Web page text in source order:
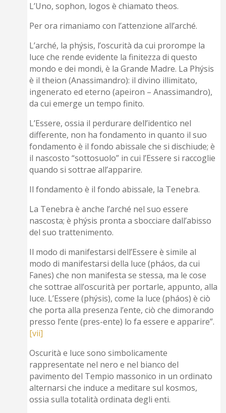
L’Uno, sophon, logos è chiamato theos.
Per ora rimaniamo con l’attenzione all’arché.
L’arché, la phýsis, l’oscurità da cui prorompe la
luce che rende evidente la finitezza di questo
mondo e dei mondi, è la Grande Madre. La Phýsis
è il theion (Anassimandro): il divino illimitato,
ingenerato ed eterno (apeiron – Anassimandro),
da cui emerge un tempo finito.
L’Essere, ossia il perdurare dell’identico nel
differente, non ha fondamento in quanto il suo
fondamento è il fondo abissale che si dischiude; è
il nascosto “sottosuolo” in cui l’Essere si raccoglie
quando si sottrae all’apparire.
Il fondamento è il fondo abissale, la Tenebra.
La Tenebra è anche l’arché nel suo essere
nascosta; è phýsis pronta a sbocciare dall’abisso
del suo trattenimento.
Il modo di manifestarsi dell’Essere è simile al
modo di manifestarsi della luce (pháos, da cui
Fanes) che non manifesta se stessa, ma le cose
che sottrae all’oscurità per portarle, appunto, alla
luce. L’Essere (phýsis), come la luce (pháos) è ciò
che porta alla presenza l’ente, ciò che dimorando
presso l’ente (pres-ente) lo fa essere e apparire”.
[vii]
Oscurità e luce sono simbolicamente
rappresentate nel nero e nel bianco del
pavimento del Tempio massonico in un ordinato
alternarsi che induce a meditare sul kosmos,
ossia sulla totalità ordinata degli enti.